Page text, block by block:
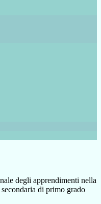
degli apprendimenti nella
di primo grado